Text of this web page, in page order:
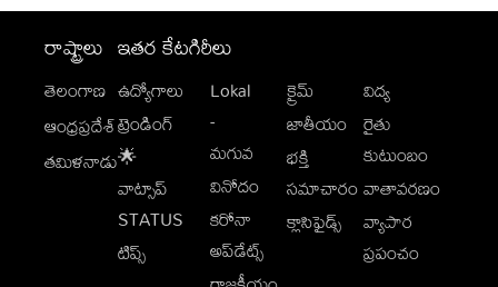
రాష్ట్రాలు
తెలంగాణ
ఆంధ్రప్రదేశ్
తమిళనాడు
ఇతర కేటగిరీలు
ఉద్యోగాలు
ట్రెండింగ్
🌟
వాట్సాప్
STATUS
టిప్స్
Lokal
-
మగువ
వినోదం
కరోనా
అప్‌డేట్స్
క్రైమ్
జాతీయం
భక్తి
సమాచారం
క్లాసిఫైడ్స్
విద్య
రైతు
కుటుంబం
వాతావరణం
వ్యాపార
ప్రపంచం